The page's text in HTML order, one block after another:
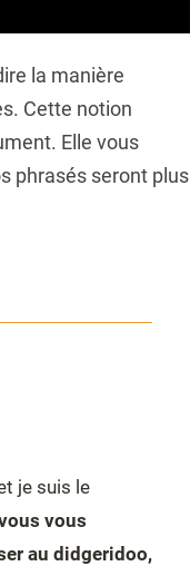
la manière
Cette notion
Elle vous
phrasés seront plus
je suis le
vous
au didgeridoo,